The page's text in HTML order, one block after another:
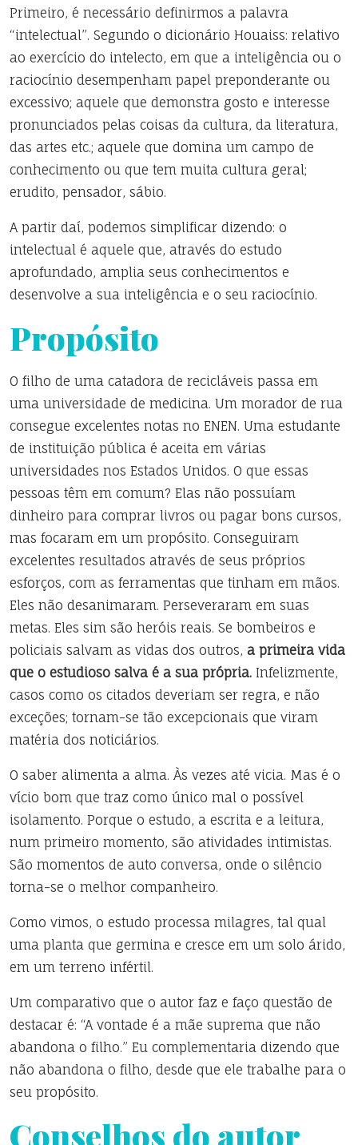
Primeiro, é necessário definirmos a palavra
“intelectual”. Segundo o dicionário Houaiss: relativo
ao exercício do intelecto, em que a inteligência ou o
raciocínio desempenham papel preponderante ou
excessivo; aquele que demonstra gosto e interesse
pronunciados pelas coisas da cultura, da literatura,
das artes etc.; aquele que domina um campo de
conhecimento ou que tem muita cultura geral;
erudito, pensador, sábio.
A partir daí, podemos simplificar dizendo: o
intelectual é aquele que, através do estudo
aprofundado, amplia seus conhecimentos e
desenvolve a sua inteligência e o seu raciocínio.
Propósito
O filho de uma catadora de recicláveis passa em
uma universidade de medicina. Um morador de rua
consegue excelentes notas no ENEN. Uma estudante
de instituição pública é aceita em várias
universidades nos Estados Unidos. O que essas
pessoas têm em comum? Elas não possuíam
dinheiro para comprar livros ou pagar bons cursos,
mas focaram em um propósito. Conseguiram
excelentes resultados através de seus próprios
esforços, com as ferramentas que tinham em mãos.
Eles não desanimaram. Perseveraram em suas
metas. Eles sim são heróis reais. Se bombeiros e
policiais salvam as vidas dos outros, a primeira vida
que o estudioso salva é a sua própria. Infelizmente,
casos como os citados deveriam ser regra, e não
exceções; tornam-se tão excepcionais que viram
matéria dos noticiários.
O saber alimenta a alma. Às vezes até vicia. Mas é o
vício bom que traz como único mal o possível
isolamento. Porque o estudo, a escrita e a leitura,
num primeiro momento, são atividades intimistas.
São momentos de auto conversa, onde o silêncio
torna-se o melhor companheiro.
Como vimos, o estudo processa milagres, tal qual
uma planta que germina e cresce em um solo árido,
em um terreno infértil.
Um comparativo que o autor faz e faço questão de
destacar é: “A vontade é a mãe suprema que não
abandona o filho.” Eu complementaria dizendo que
não abandona o filho, desde que ele trabalhe para o
seu propósito.
Conselhos do autor